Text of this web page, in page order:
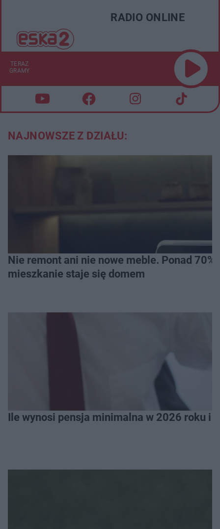
RADIO ONLINE
TERAZ
GRAMY
NAJNOWSZE Z DZIAŁU:
Nie remont ani nie nowe meble. Ponad
mieszkanie staje się domem
Ile wynosi pensja minimalna w 2026 roku i